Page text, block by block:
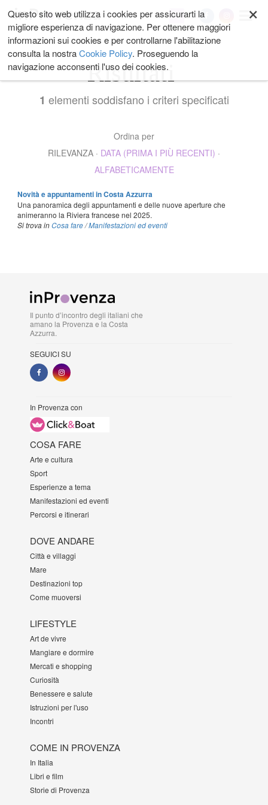
ai
contenuti.
|
Salta
alla
navigazione
My ×
Questo sito web utilizza i cookies per assicurarti la
migliore esperienza di navigazione. Per ottenere maggiori
informazioni sui cookies e per controllarne l'abilitazione
consulta la nostraCookie Policy. Proseguendo la
navigazione acconsenti l'uso dei cookies.
Risultati
1 elementi soddisfano i criteri specificati
Ordina per
RILEVANZA · DATA (PRIMA I PIÙ RECENTI) ·
ALFABETICAMENTE
Novità e appuntamenti in Costa Azzurra
Una panoramica degli appuntamenti e delle nuove aperture che
animeranno la Riviera francese nel 2025.
Si trova in Cosa fare /Manifestazioni ed eventi
Il punto d’incontro degli italiani che
amano la Provenza e la Costa
Azzurra.
SEGUICI SU
In Provenza con
COSA FARE
Arte e cultura
Sport
Esperienze a tema
Manifestazioni ed eventi
Percorsi e itinerari
DOVE ANDARE
Città e villaggi
Mare
Destinazioni top
Come muoversi
LIFESTYLE
Art de vivre
Mangiare e dormire
Mercati e shopping
Curiosità
Benessere e salute
Istruzioni per l'uso
Incontri
COME IN PROVENZA
In Italia
Libri e film
Storie di Provenza